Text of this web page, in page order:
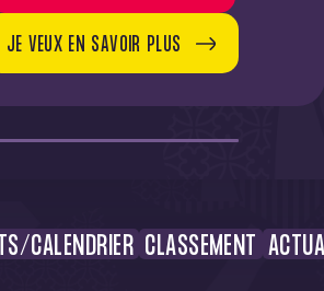
JE VEUX EN SAVOIR PLUS
CALENDRIER CLASSEMENT